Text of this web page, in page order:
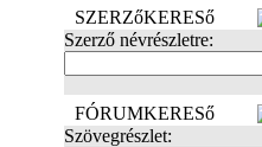
SZERZőKERESő
Szerző névrészletre:
FÓRUMKERESő
Szövegrészlet: